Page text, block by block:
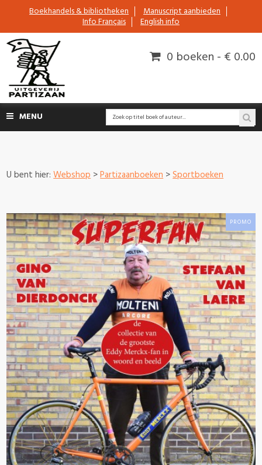
Boekhandels & bibliotheken Manuscript aanbieden
Info Français English info
0 boeken - € 0.00
MENU
U bent hier:Webshop>Partizaanboeken>Sportboeken
PROMO